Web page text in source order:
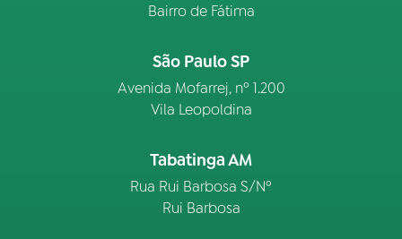
Bairro de Fátima
São Paulo SP
Avenida Mofarrej, nº 1.200
Vila Leopoldina
Tabatinga AM
Rua Rui Barbosa S/Nº
Rui Barbosa